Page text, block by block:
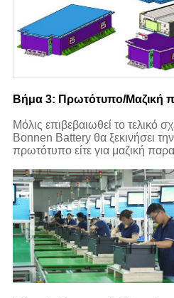
Βήμα 3: Πρωτότυπο/Μαζική
Μόλις επιβεβαιωθεί το τελικό
Bonnen Battery θα ξεκινήσει
πρωτότυπο είτε για μαζική